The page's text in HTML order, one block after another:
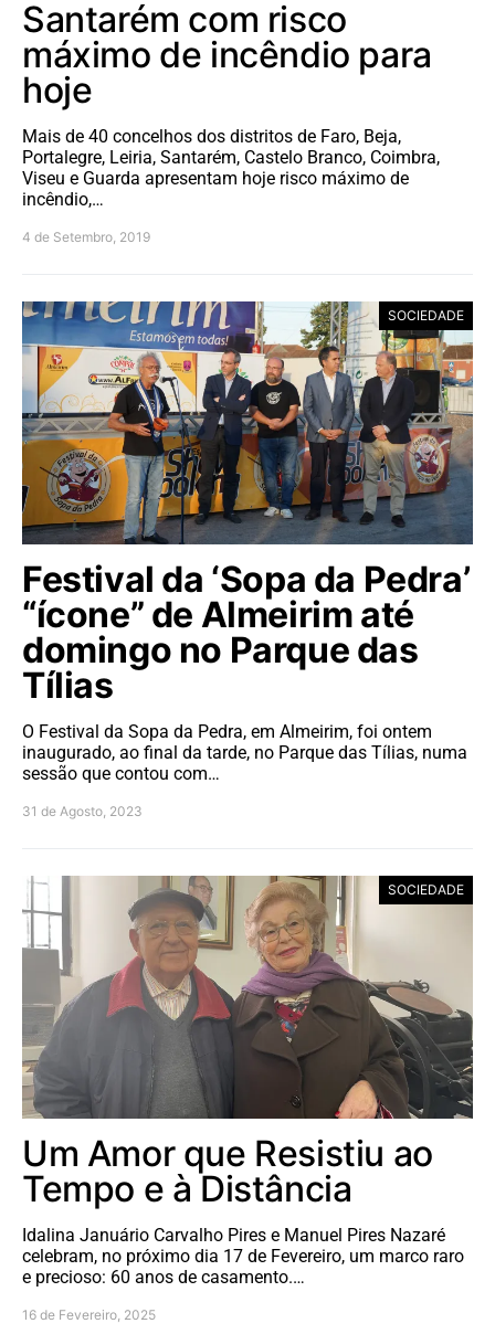
Santarém com risco
máximo de incêndio para
hoje
Mais de 40 concelhos dos distritos de Faro, Beja,
Portalegre, Leiria, Santarém, Castelo Branco, Coimbra,
Viseu e Guarda apresentam hoje risco máximo de
incêndio,…
4 de Setembro, 2019
SOCIEDADE
Festival da ‘Sopa da Pedra’
“ícone” de Almeirim até
domingo no Parque das
Tílias
O Festival da Sopa da Pedra, em Almeirim, foi ontem
inaugurado, ao final da tarde, no Parque das Tílias, numa
sessão que contou com…
31 de Agosto, 2023
SOCIEDADE
Um Amor que Resistiu ao
Tempo e à Distância
Idalina Januário Carvalho Pires e Manuel Pires Nazaré
celebram, no próximo dia 17 de Fevereiro, um marco raro
e precioso: 60 anos de casamento.…
16 de Fevereiro, 2025